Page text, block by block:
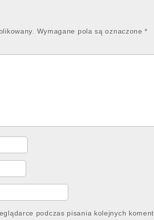
Wymagane pola są oznaczone*
podczas pisania kolejnych